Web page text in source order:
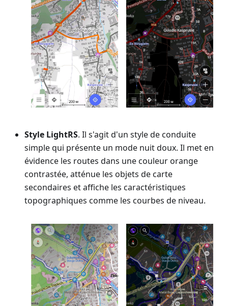
Style LightRS. Il s'agit d'un style de conduite
simple qui présente un mode nuit doux. Il met en
évidence les routes dans une couleur orange
contrastée, atténue les objets de carte
secondaires et affiche les caractéristiques
topographiques comme les courbes de niveau.